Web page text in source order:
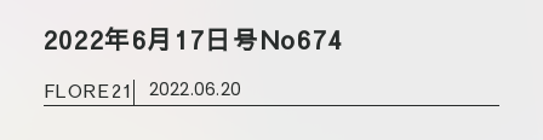
2022年6月17日号No674
FLORE21 2022.06.20
大田本店
会社概要